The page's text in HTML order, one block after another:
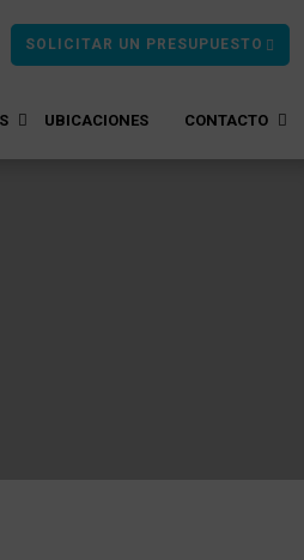
SOLICITAR UN PRESUPUESTO
UBICACIONES CONTACTO